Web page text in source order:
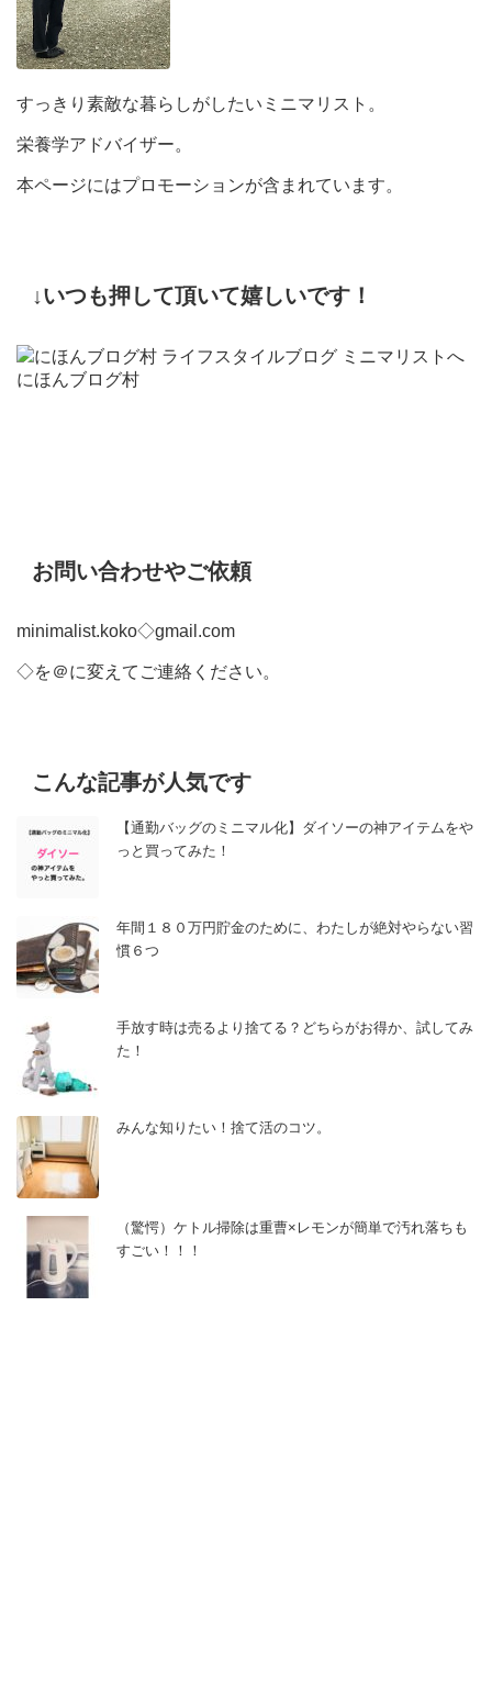
すっきり素敵な暮らしがしたいミニマリスト。
栄養学アドバイザー。
本ページにはプロモーションが含まれています。
↓いつも押して頂いて嬉しいです！
にほんブログ村
お問い合わせやご依頼
minimalist.koko◇gmail.com
◇を＠に変えてご連絡ください。
こんな記事が人気です
【通勤バッグのミニマル化】ダイソーの神アイテムをや
っと買ってみた！
年間１８０万円貯金のために、わたしが絶対やらない習
慣６つ
手放す時は売るより捨てる？どちらがお得か、試してみ
た！
みんな知りたい！捨て活のコツ。
（驚愕）ケトル掃除は重曹×レモンが簡単で汚れ落ちも
すごい！！！